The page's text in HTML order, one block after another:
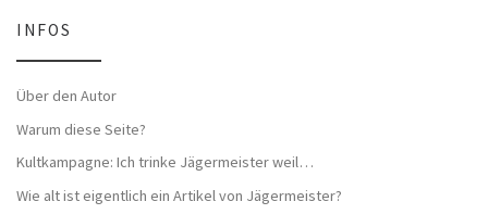
INFOS
Über den Autor
Warum diese Seite?
Kultkampagne: Ich trinke Jägermeister weil…
Wie alt ist eigentlich ein Artikel von Jägermeister?